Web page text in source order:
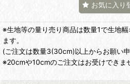
お気に入り
※生地等の量り売り商品は数量1で生地
ます。
(ご注文は数量3(30cm)以上からお願い
※20cmや10cmのご注文はお受けできま